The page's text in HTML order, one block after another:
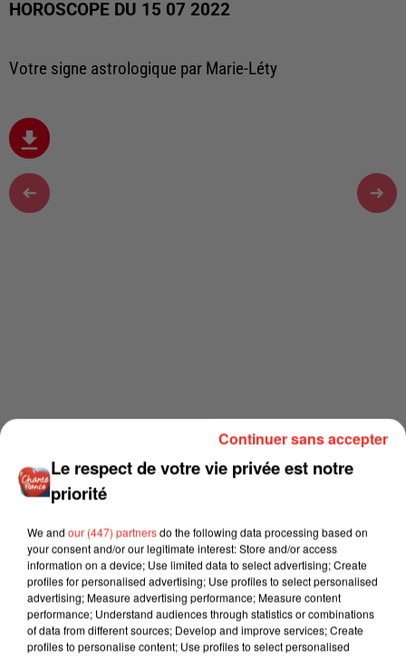
HOROSCOPE DU 15 07 2022
Votre signe astrologique par Marie-Léty
Le respect de votre vie privée est notre
priorité
We and our (447) partnersdo the following data processing based on
your consent and/or our legitimate interest: Store and/or access
information on a device; Use limited data to select advertising; Create
profiles for personalised advertising; Use profiles to select personalised
advertising; Measure advertising performance; Measure content
performance; Understand audiences through statistics or combinations
of data from different sources; Develop and improve services; Create
profiles to personalise content; Use profiles to select personalised
Continuer sans accepter